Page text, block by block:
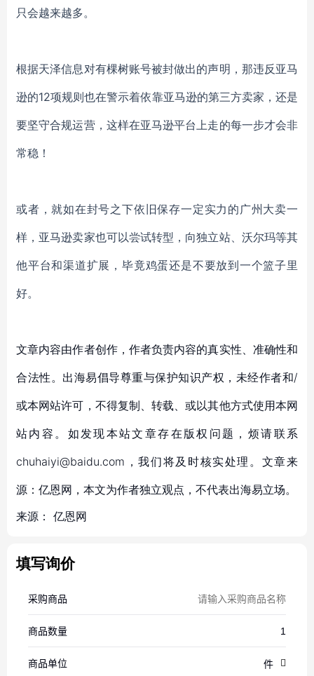
只会越来越多。
根据天泽信息对有棵树账号被封做出的声明，那违反亚马
逊的12项规则也在警示着依靠亚马逊的第三方卖家，还是
要坚守合规运营，这样在亚马逊平台上走的每一步才会非
常稳！
或者，就如在封号之下依旧保存一定实力的广州大卖一
样，亚马逊卖家也可以尝试转型，向独立站、沃尔玛等其
他平台和渠道扩展，毕竟鸡蛋还是不要放到一个篮子里
好。
文章内容由作者创作，作者负责内容的真实性、准确性和
合法性。出海易倡导尊重与保护知识产权，未经作者和/
或本网站许可，不得复制、转载、或以其他方式使用本网
站内容。如发现本站文章存在版权问题，烦请联系
chuhaiyi@baidu.com，我们将及时核实处理。文章来
源：亿恩网，本文为作者独立观点，不代表出海易立场。
来源： 亿恩网
填写询价